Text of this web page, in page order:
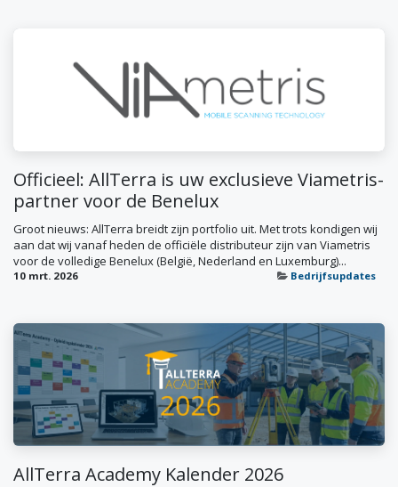
Officieel: AllTerra is uw exclusieve Viametris-
partner voor de Benelux
Groot nieuws: AllTerra breidt zijn portfolio uit. Met trots kondigen wij
aan dat wij vanaf heden de officiële distributeur zijn van Viametris
voor de volledige Benelux (België, Nederland en Luxemburg)...
10 mrt. 2026 Bedrijfsupdates
AllTerra Academy Kalender 2026